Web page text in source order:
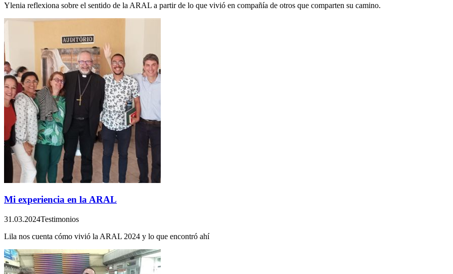
Ylenia reflexiona sobre el sentido de la ARAL a partir de lo que vivió en compañía de otros que comparten su camino.
Mi experiencia en la ARAL
31.03.2024Testimonios
Lila nos cuenta cómo vivió la ARAL 2024 y lo que encontró ahí